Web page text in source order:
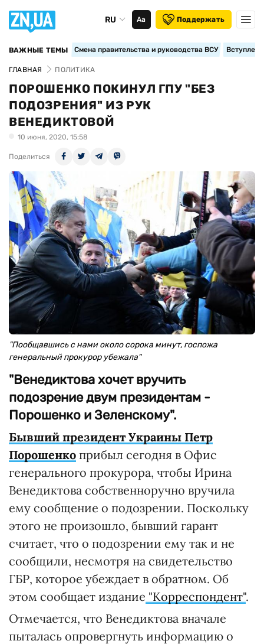
RU Аа Поддержать
ВАЖНЫЕ ТЕМЫ Смена правительства и руководства ВСУ
ГЛАВНАЯ ПОЛИТИКА
ПОРОШЕНКО ПОКИНУЛ ГПУ "БЕЗ
ПОДОЗРЕНИЯ" ИЗ РУК
ВЕНЕДИКТОВОЙ
10 июня, 2020, 15:58
Поделиться
"Пообщавшись с нами около сорока минут, госпожа
генеральный прокурор убежала"
"Венедиктова хочет вручить
подозрение двум президентам -
Порошенко и Зеленскому".
Бывший президент Украины Петр
Порошенко прибыл сегодня в Офис
генерального прокурора, чтобы Ирина
Венедиктова собственноручно вручила
ему сообщение о подозрении. Поскольку
этого не произошло, бывший гарант
считает, что о подозрении ему так и не
сообщили, несмотря на свидетельство
ГБР, которое убеждает в обратном. Об
этом сообщает издание "Корреспондент".
Отмечается, что Венедиктова вначале
пыталась опровергнуть информацию о